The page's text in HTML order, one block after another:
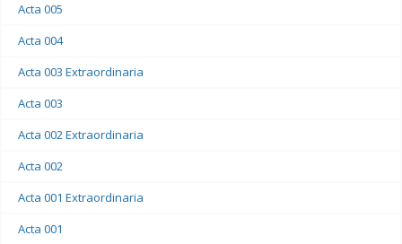
Acta 005
Acta 004
Acta 003 Extraordinaria
Acta 003
Acta 002 Extraordinaria
Acta 002
Acta 001 Extraordinaria
Acta 001